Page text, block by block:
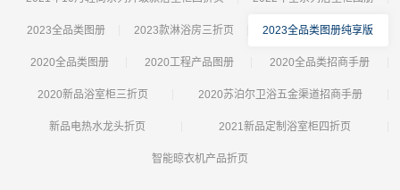
2023全品类图册 2023款淋浴房三折页 2023全品类图册纯享版
2020全品类图册 2020工程产品图册 2020全品类招商手册
2020新品浴室柜三折页 2020苏泊尔卫浴五金渠道招商手册
新品电热水龙头折页 2021新品定制浴室柜四折页
智能晾衣机产品折页